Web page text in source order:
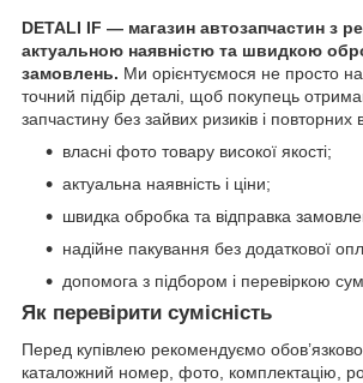
DETALI IF — магазин автозапчастин з
актуальною наявністю та швидкою
замовлень. Ми орієнтуємося не просто
точний підбір деталі, щоб покупець
запчастину без зайвих ризиків і повторних
власні фото товару високої якості;
актуальна наявність і ціни;
швидка обробка та відправка
надійне пакування без додаткової
допомога з підбором і перевіркою
Як перевірити сумісність
Перед купівлею рекомендуємо обов’язково
каталожний номер, фото, комплектацію,